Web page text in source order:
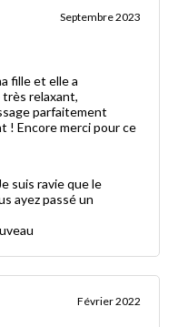
Septembre 2023
fille et elle a
relaxant,
parfaitement
! Encore merci pour ce
suis ravie que le
ayez passé un
Février 2022